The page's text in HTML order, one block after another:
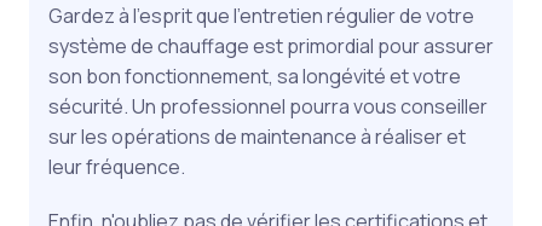
Gardez à l'esprit que l'entretien régulier de votre
système de chauffage est primordial pour assurer
son bon fonctionnement, sa longévité et votre
sécurité. Un professionnel pourra vous conseiller
sur les opérations de maintenance à réaliser et
leur fréquence.
Enfin, n'oubliez pas de vérifier les certifications et